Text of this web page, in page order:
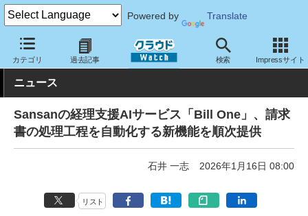
Powered by Translate
カテゴリ 過去記事 検索 Impressサイト
クラウド Watch サービス・ソフト サービス 業務関連
ニュース
Sansanの経理支援AIサービス「Bill One」、請求
書の処理工程を自動化する新機能を順次提供
石井 一志 2026年1月16日 08:00
リスト